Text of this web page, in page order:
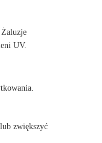
UV.
zwiększyć